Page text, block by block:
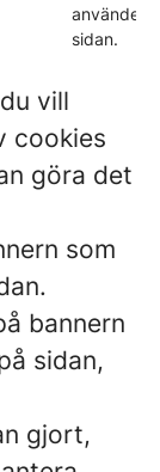
använder
sidan.
vill
cookies
göra det
som
bannern
sidan,
gjort,